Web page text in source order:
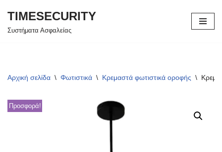
Μεταπηδήστε
TIMESECURITY
Συστήματα Ασφαλείας
Αρχική σελίδα \ Φωτιστικά \ Κρεμαστά φωτιστικά οροφής \
Προσφορά!